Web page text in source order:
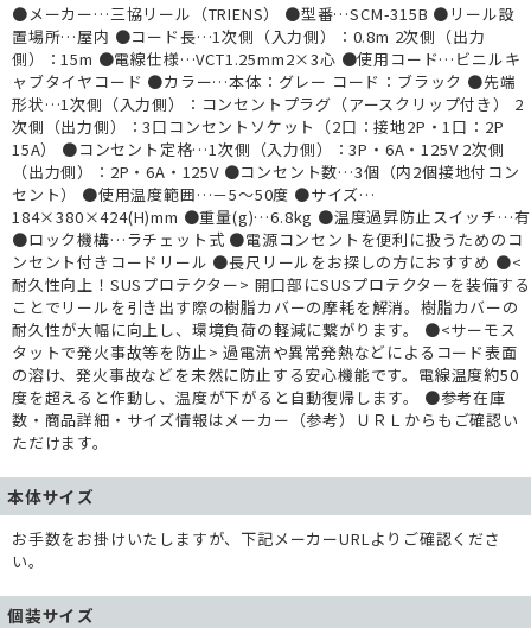
●メーカー…三協リール（TRIENS） ●型番…SCM-315B ●リール設
置場所…屋内 ●コード長…1次側（入力側）：0.8m 2次側（出力
側）：15m ●電線仕様…VCT1.25mm2×3心 ●使用コード…ビニルキ
ャブタイヤコード ●カラー…本体：グレー コード：ブラック ●先端
形状…1次側（入力側）：コンセントプラグ（アースクリップ付き） 2
次側（出力側）：3口コンセントソケット（2口：接地2P・1口：2P
15A） ●コンセント定格…1次側（入力側）：3P・6A・125V 2次側
（出力側）：2P・6A・125V ●コンセント数…3個（内2個接地付コン
セント） ●使用温度範囲…－5～50度 ●サイズ…
184×380×424(H)mm ●重量(g)…6.8kg ●温度過昇防止スイッチ…有
●ロック機構…ラチェット式 ●電源コンセントを便利に扱うためのコ
ンセント付きコードリール ●長尺リールをお探しの方におすすめ ●<
耐久性向上！SUSプロテクター> 開口部にSUSプロテクターを装備する
ことでリールを引き出す際の樹脂カバーの摩耗を解消。樹脂カバーの
耐久性が大幅に向上し、環境負荷の軽減に繋がります。 ●<サーモス
タットで発火事故等を防止> 過電流や異常発熱などによるコード表面
の溶け、発火事故などを未然に防止する安心機能です。電線温度約50
度を超えると作動し、温度が下がると自動復帰します。 ●参考在庫
数・商品詳細・サイズ情報はメーカー（参考）ＵＲＬからもご確認い
ただけます。
本体サイズ
お手数をお掛けいたしますが、下記メーカーURLよりご確認くださ
い。
個装サイズ